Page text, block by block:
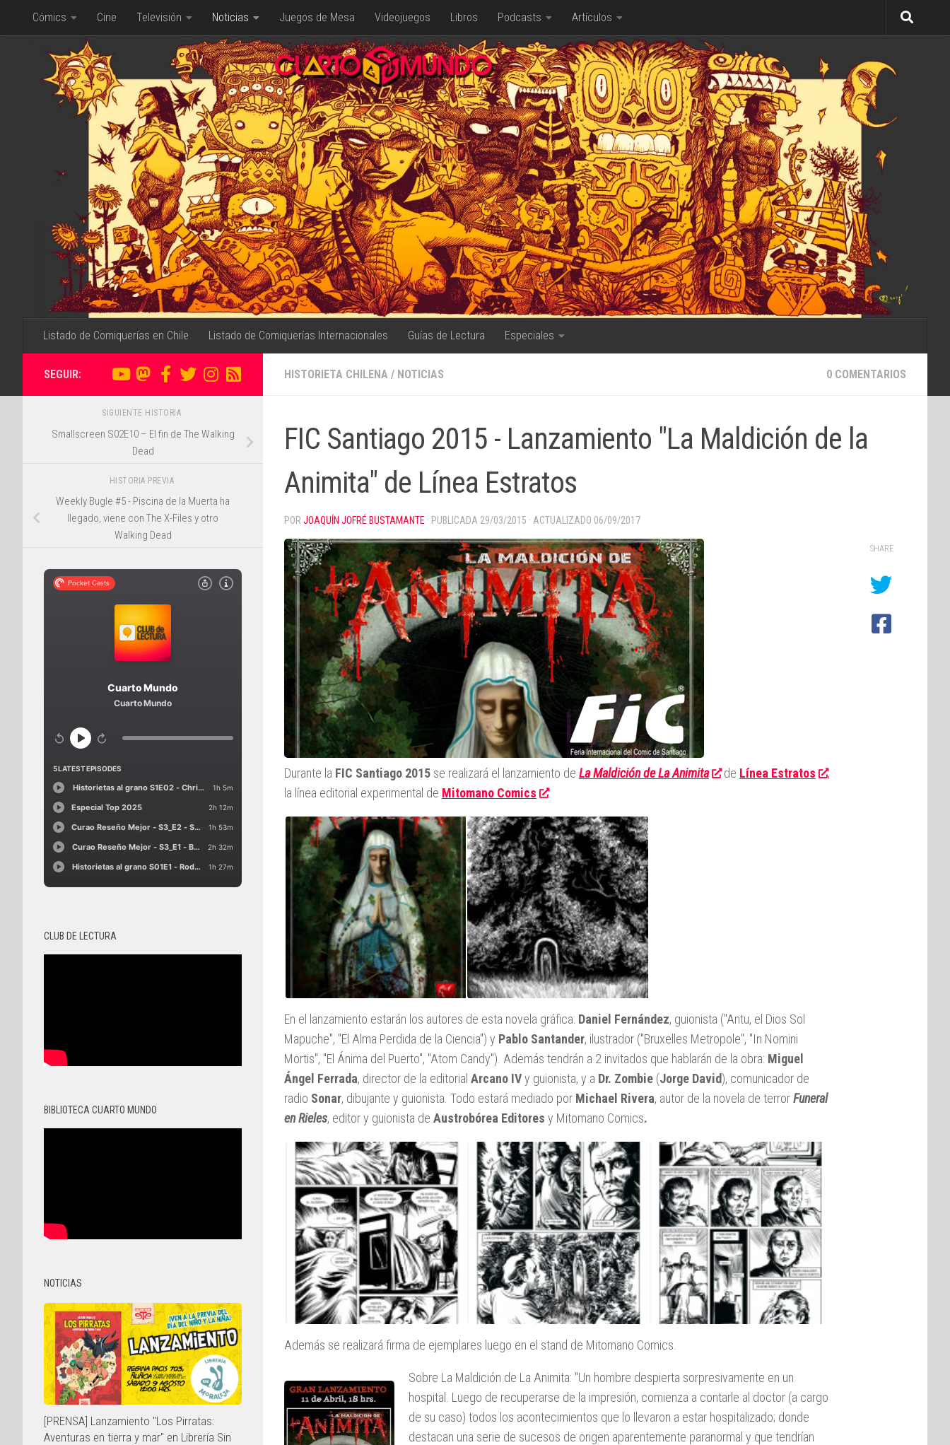
Saltar al contenido
Cómics Cine Televisión Noticias Juegos de Mesa Videojuegos Libros Podcasts Artículos
Listado de Comiquerías en Chile Listado de Comiquerías Internacionales Guías de Lectura Especiales
HISTORIETA CHILENA / NOTICIAS 0 COMENTARIOS
FIC Santiago 2015 - Lanzamiento "La Maldición de la
Animita" de Línea Estratos
POR JOAQUÍN JOFRÉ BUSTAMANTE · PUBLICADA 29/03/2015 · ACTUALIZADO 06/09/2017
Durante la FIC Santiago 2015 se realizará el lanzamiento de La Maldición de La Animita de Línea Estratos
,
la línea editorial experimental de Mitomano Comics .
En el lanzamiento estarán los autores de esta novela gráfica: Daniel Fernández, guionista ("Antu, el Dios Sol
Mapuche", "El Alma Perdida de la Ciencia") y Pablo Santander, ilustrador ("Bruxelles Metropole", "In Nomini
Mortis", "El Ánima del Puerto", "Atom Candy"). Además tendrán a 2 invitados que hablarán de la obra: Miguel
Ángel Ferrada, director de la editorial Arcano IVy guionista, y a Dr. Zombie (Jorge David), comunicador de
radio Sonar, dibujante y guionista. Todo estará mediado por Michael Rivera, autor de la novela de terrorFuneral
en Rieles, editor y guionista de Austrobórea Editores y Mitomano Comics.
Además se realizará firma de ejemplares luego en el stand de Mitomano Comics.
Sobre La Maldición de La Animita: "Un hombre despierta sorpresivamente en un
hospital. Luego de recuperarse de la impresión, comienza a contarle al doctor (a cargo
de su caso) todos los acontecimientos que lo llevaron a estar hospitalizado; donde
destacan una serie de sucesos de origen aparentemente paranormal y que tendrían
SHARE
SEGUIR:
SIGUIENTE HISTORIA
Smallscreen S02E10 – El fin de The Walking
Dead
HISTORIA PREVIA
Weekly Bugle #5 - Piscina de la Muerta ha
llegado, viene con The X-Files y otro
Walking Dead
CLUB DE LECTURA
BIBLIOTECA CUARTO MUNDO
NOTICIAS
[PRENSA] Lanzamiento "Los Pirratas:
Aventuras en tierra y mar" en Librería Sin